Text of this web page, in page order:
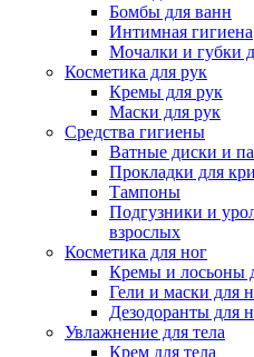
Бомбы для ванн
Интимная гигиена
Мочалки и губки
Косметика для рук
Кремы для рук
Маски для рук
Средства гигиены
Ватные диски и
Прокладки для
Тампоны
Подгузники и
взрослых
Косметика для ног
Кремы и лосьоны
Гели и маски для
Дезодоранты для
Увлажнение для тела
Крем для тела